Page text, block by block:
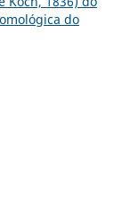
do